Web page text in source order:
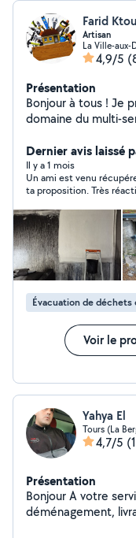
Farid
Artisan
La Ville-aux-
4,9/5
Présentation
Bonjour à tous ! Je propose mes services dans le
domaine du multi-
vous aider dans vos
quotidien. Mes services : Bricolage : montage de
meubles,
intérieur et
débroussaillage
façade, toitures,
spécialisé, peinture
déchets et
Intervention après
Autres services sur demande Travail
Devis gratuit et tarifs clairs
même le week-end
Dernier avis laissé
Il y a 1 mois
Un ami est venu
ta proposition. Très
Évacuation de déchets
Voir le
Yahya El
Tours (La
4,7/5
Présentation
Bonjour A votre
déménagement, livraison,